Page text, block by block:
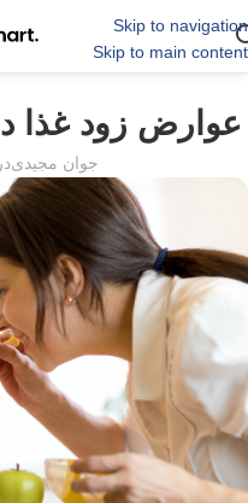
Skip to navigation
Skip to main content
عوارض زود غذا
جوان مجیدیدر 5 شهریور 1402